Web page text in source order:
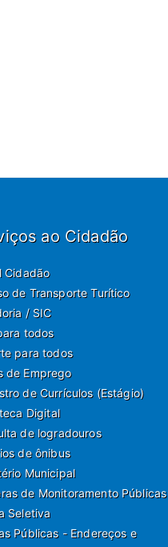
ao Cidadão
Cidadão
de Transporte Turítico
/ SIC
todos
para todos
de Emprego
de Currículos (Estágio)
Digital
de logradouros
de ônibus
Municipal
de Monitoramento Públicas
Seletiva
Públicas - Endereços e